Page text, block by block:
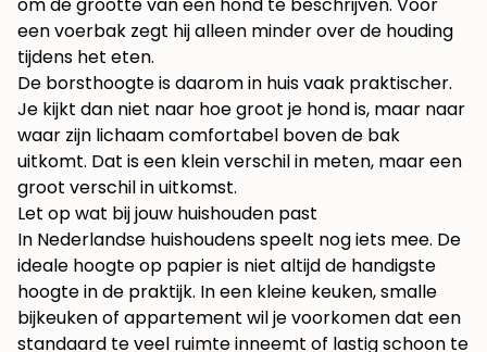
om de grootte van een hond te beschrijven. Voor
een voerbak zegt hij alleen minder over de houding
tijdens het eten.
De borsthoogte is daarom in huis vaak praktischer.
Je kijkt dan niet naar hoe groot je hond is, maar naar
waar zijn lichaam comfortabel boven de bak
uitkomt. Dat is een klein verschil in meten, maar een
groot verschil in uitkomst.
Let op wat bij jouw huishouden past
In Nederlandse huishoudens speelt nog iets mee. De
ideale hoogte op papier is niet altijd de handigste
hoogte in de praktijk. In een kleine keuken, smalle
bijkeuken of appartement wil je voorkomen dat een
standaard te veel ruimte inneemt of lastig schoon te